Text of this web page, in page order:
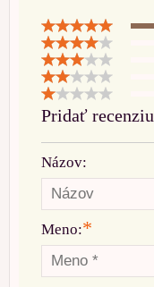
Pridať recenziu
Názov:
Meno:*